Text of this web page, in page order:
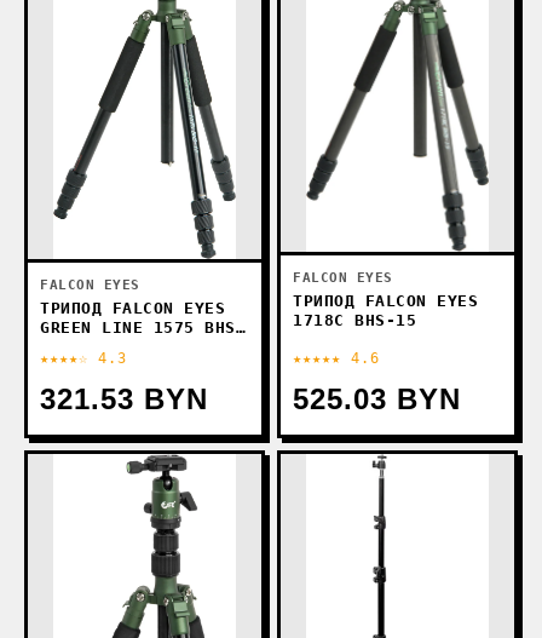
FALCON EYES
ТРИПОД FALCON EYES
GREEN LINE 1575 BHS-
★★★★☆ 4.3
321.53 BYN
FALCON EYES
ТРИПОД FALCON EYES
1718C BHS-15
★★★★★ 4.6
525.03 BYN